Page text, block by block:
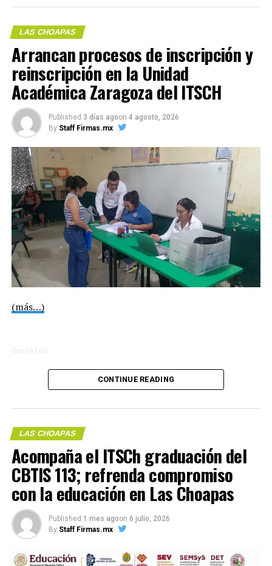
Compártelo:
Me gusta esto:
COMPARTE ESTA INFORMACIÓN
RELATED TOPICS:
LAS CHOAPAS
Arrancan procesos de inscripción y
reinscripción en la Unidad
Académica Zaragoza del ITSCH
Published 3 días agoon 4 agosto, 2026
By Staff Firmas.mx
(más…)
Me gusta esto:
COMPARTE ESTA INFORMACIÓN
CONTINUE READING
LAS CHOAPAS
Acompaña el ITSCh graduación del
CBTIS 113; refrenda compromiso
con la educación en Las Choapas
Published 1 mes agoon 6 julio, 2026
By Staff Firmas.mx